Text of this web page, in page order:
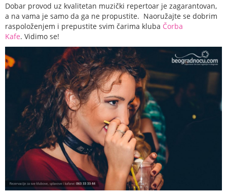
Dobar provod uz kvalitetan muzički repertoar je zagarantovan,
a na vama je samo da ga ne propustite. Naoružajte se dobrim
raspoloženjem i prepustite svim čarima kluba Čorba
Kafe. Vidimo se!